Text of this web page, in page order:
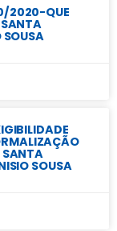
2020-QUE
SANTA
SOUSA
SANTA
SOUSA